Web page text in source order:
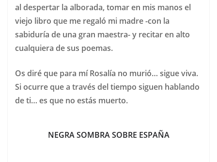
al despertar la alborada, tomar en mis manos el
viejo libro que me regaló mi madre -con la
sabiduría de una gran maestra- y recitar en alto
cualquiera de sus poemas.
Os diré que para mí Rosalía no murió… sigue viva.
Si ocurre que a través del tiempo siguen hablando
de ti… es que no estás muerto.
NEGRA SOMBRA SOBRE ESPAÑA